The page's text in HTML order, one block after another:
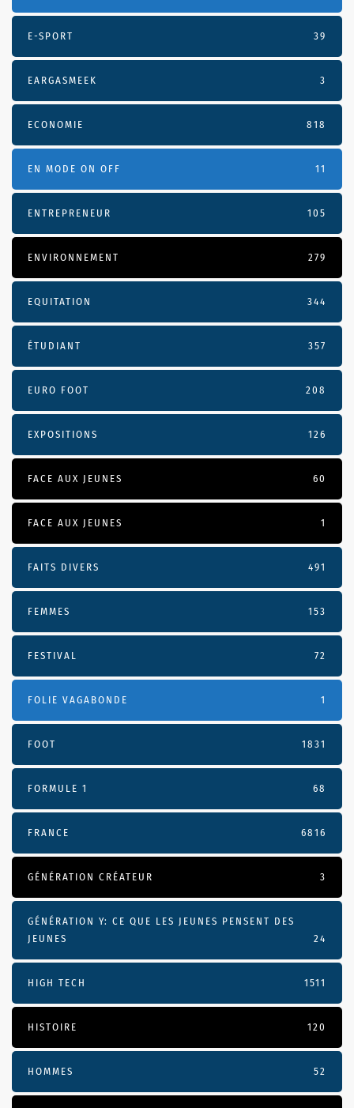
E-SPORT 39
EARGASMEEK 3
ECONOMIE 818
EN MODE ON OFF 11
ENTREPRENEUR 105
ENVIRONNEMENT 279
EQUITATION 344
ÉTUDIANT 357
EURO FOOT 208
EXPOSITIONS 126
FACE AUX JEUNES 60
FACE AUX JEUNES 1
FAITS DIVERS 491
FEMMES 153
FESTIVAL 72
FOLIE VAGABONDE 1
FOOT 1831
FORMULE 1 68
FRANCE 6816
GÉNÉRATION CRÉATEUR 3
GÉNÉRATION Y: CE QUE LES JEUNES PENSENT DES
JEUNES
24
HIGH TECH 1511
HISTOIRE 120
HOMMES 52